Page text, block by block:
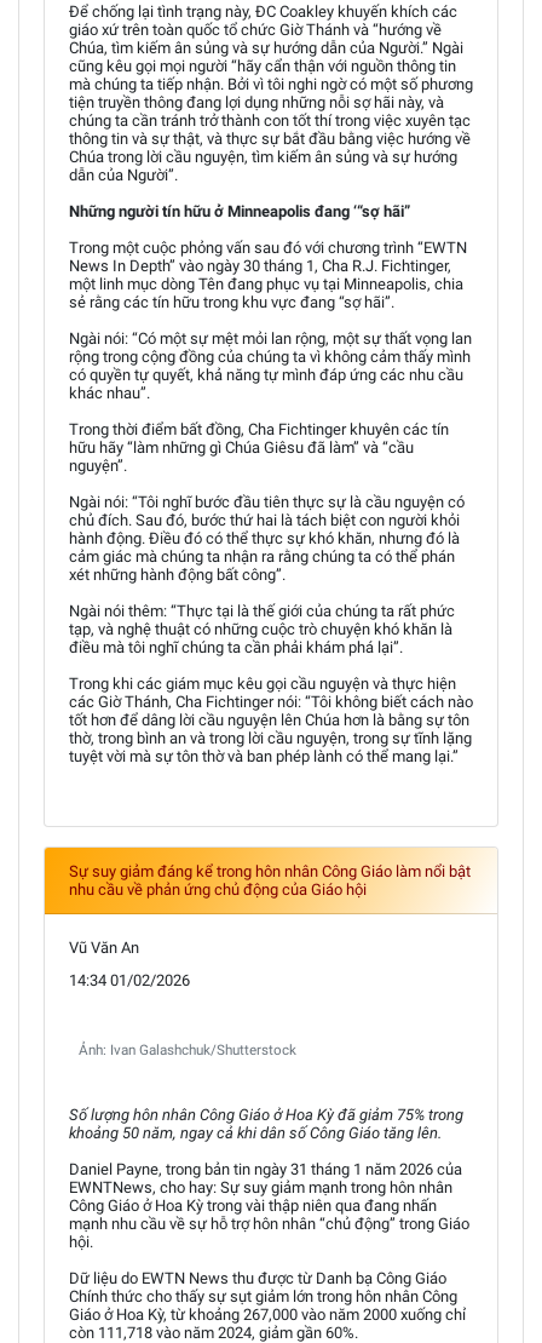
Để chống lại tình trạng này, ĐC Coakley khuyến khích các
giáo xứ trên toàn quốc tổ chức Giờ Thánh và “hướng về
Chúa, tìm kiếm ân sủng và sự hướng dẫn của Người.” Ngài
cũng kêu gọi mọi người “hãy cẩn thận với nguồn thông tin
mà chúng ta tiếp nhận. Bởi vì tôi nghi ngờ có một số phương
tiện truyền thông đang lợi dụng những nỗi sợ hãi này, và
chúng ta cần tránh trở thành con tốt thí trong việc xuyên tạc
thông tin và sự thật, và thực sự bắt đầu bằng việc hướng về
Chúa trong lời cầu nguyện, tìm kiếm ân sủng và sự hướng
dẫn của Người”.
Những người tín hữu ở Minneapolis đang ‘“sợ hãi”
Trong một cuộc phỏng vấn sau đó với chương trình “EWTN
News In Depth” vào ngày 30 tháng 1, Cha R.J. Fichtinger,
một linh mục dòng Tên đang phục vụ tại Minneapolis, chia
sẻ rằng các tín hữu trong khu vực đang “sợ hãi”.
Ngài nói: “Có một sự mệt mỏi lan rộng, một sự thất vọng lan
rộng trong cộng đồng của chúng ta vì không cảm thấy mình
có quyền tự quyết, khả năng tự mình đáp ứng các nhu cầu
khác nhau”.
Trong thời điểm bất đồng, Cha Fichtinger khuyên các tín
hữu hãy “làm những gì Chúa Giêsu đã làm” và “cầu
nguyện”.
Ngài nói: “Tôi nghĩ bước đầu tiên thực sự là cầu nguyện có
chủ đích. Sau đó, bước thứ hai là tách biệt con người khỏi
hành động. Điều đó có thể thực sự khó khăn, nhưng đó là
cảm giác mà chúng ta nhận ra rằng chúng ta có thể phán
xét những hành động bất công”.
Ngài nói thêm: “Thực tại là thế giới của chúng ta rất phức
tạp, và nghệ thuật có những cuộc trò chuyện khó khăn là
điều mà tôi nghĩ chúng ta cần phải khám phá lại”.
Trong khi các giám mục kêu gọi cầu nguyện và thực hiện
các Giờ Thánh, Cha Fichtinger nói: “Tôi không biết cách nào
tốt hơn để dâng lời cầu nguyện lên Chúa hơn là bằng sự tôn
thờ, trong bình an và trong lời cầu nguyện, trong sự tĩnh lặng
tuyệt vời mà sự tôn thờ và ban phép lành có thể mang lại.”
Sự suy giảm đáng kể trong hôn nhân Công Giáo làm nổi bật
nhu cầu về phản ứng chủ động của Giáo hội
Vũ Văn An
14:34 01/02/2026
Ảnh: Ivan Galashchuk/Shutterstock
Số lượng hôn nhân Công Giáo ở Hoa Kỳ đã giảm 75% trong
khoảng 50 năm, ngay cả khi dân số Công Giáo tăng lên.
Daniel Payne, trong bản tin ngày 31 tháng 1 năm 2026 của
EWNTNews, cho hay: Sự suy giảm mạnh trong hôn nhân
Công Giáo ở Hoa Kỳ trong vài thập niên qua đang nhấn
mạnh nhu cầu về sự hỗ trợ hôn nhân “chủ động” trong Giáo
hội.
Dữ liệu do EWTN News thu được từ Danh bạ Công Giáo
Chính thức cho thấy sự sụt giảm lớn trong hôn nhân Công
Giáo ở Hoa Kỳ, từ khoảng 267,000 vào năm 2000 xuống chỉ
còn 111,718 vào năm 2024, giảm gần 60%.